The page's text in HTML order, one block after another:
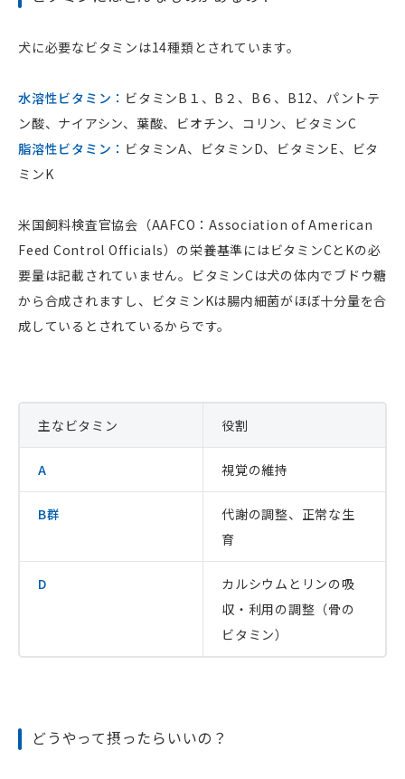
を使った肥満対策フードを作ることができます。カロ
リーが低いのに満腹感は得られるので、ダイエットに
向いています。ただし、栄養不足にならないよう注意
する必要があります。
犬に必要なビタミンは14種類とされています。
水溶性ビタミン： ビタミンB１、B２、B６、B12、パントテ
ン酸、ナイアシン、葉酸、ビオチン、コリン、ビタミンC
脂溶性ビタミン： ビタミンA、ビタミンD、ビタミンE、ビタ
ミンK
米国飼料検査官協会（AAFCO：Association of American
Feed Control Officials）の栄養基準にはビタミンCとKの必
要量は記載されていません。ビタミンCは犬の体内でブドウ糖
から合成されますし、ビタミンKは腸内細菌がほぼ十分量を合
成しているとされているからです。
主なビタミン 役割
A 視覚の維持
B群
代謝の調整、正常な生
育
D
カルシウムとリンの吸
収・利用の調整（骨の
ビタミン）
どうやって摂ったらいいの？